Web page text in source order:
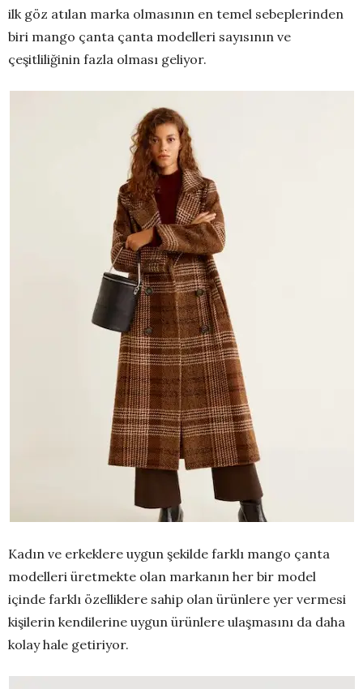
ilk göz atılan marka olmasının en temel sebeplerinden
biri mango çanta çanta modelleri sayısının ve
çeşitliliğinin fazla olması geliyor.
Kadın ve erkeklere uygun şekilde farklı mango çanta
modelleri üretmekte olan markanın her bir model
içinde farklı özelliklere sahip olan ürünlere yer vermesi
kişilerin kendilerine uygun ürünlere ulaşmasını da daha
kolay hale getiriyor.